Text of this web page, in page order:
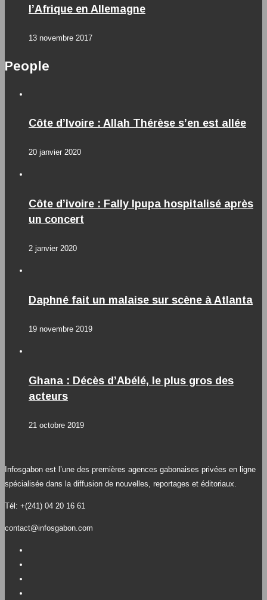
l’Afrique en Allemagne
13 novembre 2017
People
Côte d’Ivoire : Allah Thérèse s’en est allée
20 janvier 2020
Côte d’ivoire : Fally Ipupa hospitalisé après
un concert
2 janvier 2020
Daphné fait un malaise sur scène à Atlanta
19 novembre 2019
Ghana : Décès d’Abélé, le plus gros des
acteurs
21 octobre 2019
Infosgabon est l’une des premières agences gabonaises privées en ligne
spécialisée dans la diffusion de nouvelles, reportages et éditoriaux.
Tél: +(241) 04 20 16 61
contact@infosgabon.com